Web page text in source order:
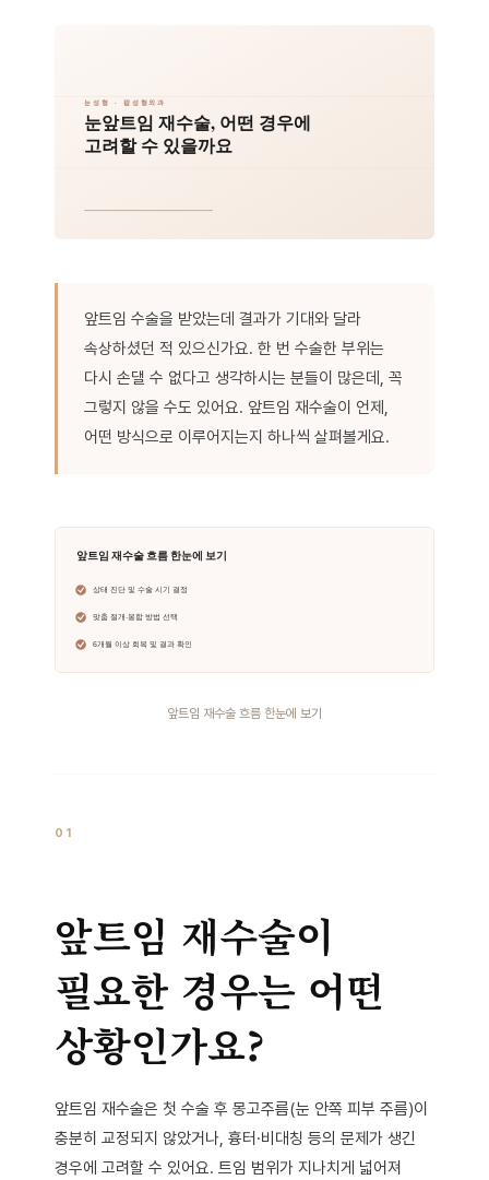
앞트임 수술을 받았는데 결과가 기대와 달라
속상하셨던 적 있으신가요. 한 번 수술한 부위는
다시 손댈 수 없다고 생각하시는 분들이 많은데, 꼭
그렇지 않을 수도 있어요. 앞트임 재수술이 언제,
어떤 방식으로 이루어지는지 하나씩 살펴볼게요.
앞트임 재수술 흐름 한눈에 보기
01
앞트임 재수술이
필요한 경우는 어떤
상황인가요?
앞트임 재수술은 첫 수술 후 몽고주름(눈 안쪽 피부 주름)이
충분히 교정되지 않았거나, 흉터·비대칭 등의 문제가 생긴
경우에 고려할 수 있어요. 트임 범위가 지나치게 넓어져